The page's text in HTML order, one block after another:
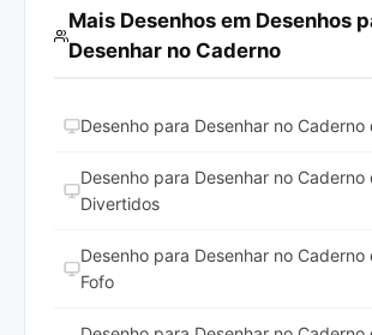
Mais Desenhos em Desenhos
Desenhar no Caderno
Desenho para Desenhar no Caderno
Desenho para Desenhar no Caderno
Divertidos
Desenho para Desenhar no Caderno
Fofo